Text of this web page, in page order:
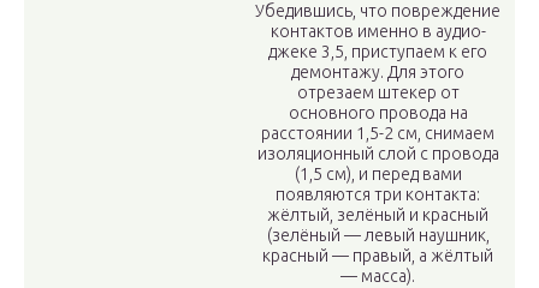
Убедившись, что повреждение
контактов именно в аудио-
джеке 3,5, приступаем к его
демонтажу. Для этого
отрезаем штекер от
основного провода на
расстоянии 1,5-2 см, снимаем
изоляционный слой с провода
(1,5 см), и перед вами
появляются три контакта:
жёлтый, зелёный и красный
(зелёный — левый наушник,
красный — правый, а жёлтый
— масса).